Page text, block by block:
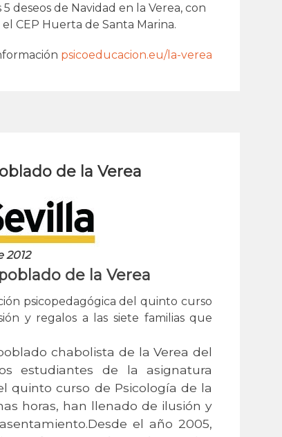
deseos de Navidad en la Verea, con
CEP Huerta de Santa Marina.
psicoeducacion.eu/la-verea
de la Verea
2012
de la Verea
psicopedagógica del quinto curso
y regalos a las siete familias que
chabolista de la Verea del
estudiantes de la asignatura
quinto curso de Psicología de la
horas, han llenado de ilusión y
el año 2005,